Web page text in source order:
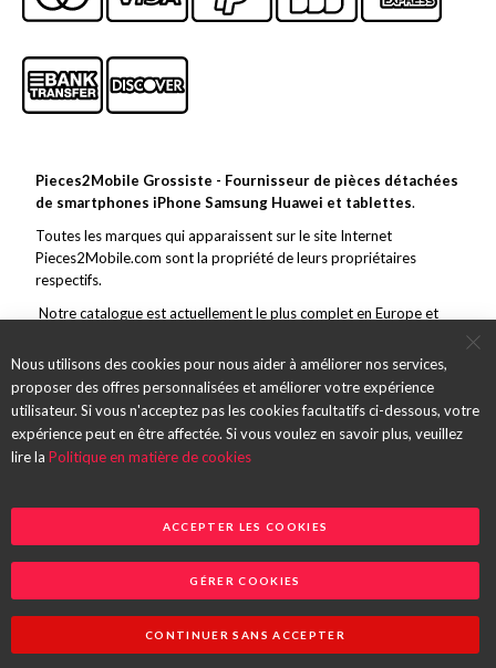
Pieces2Mobile Grossiste - Fournisseur de pièces détachées
de smartphones iPhone Samsung Huawei et tablettes.
Toutes les marques qui apparaissent sur le site Internet
Pieces2Mobile.com sont la propriété de leurs propriétaires
respectifs.
Notre catalogue est actuellement le plus complet en Europe et
marge de ce vaste choix, nous nous efforçons de toujours offrir un
service et des pièces de qualité et des envois rapides.
Copyright 2026 @ Partse SAS
Nous utilisons des cookies pour nous aider à améliorer nos services,
proposer des offres personnalisées et améliorer votre expérience
utilisateur. Si vous n'acceptez pas les cookies facultatifs ci-dessous, votre
expérience peut en être affectée. Si vous voulez en savoir plus, veuillez
lire la Politique en matière de cookies
ACCEPTER LES COOKIES
GÉRER COOKIES
CONTINUER SANS ACCEPTER